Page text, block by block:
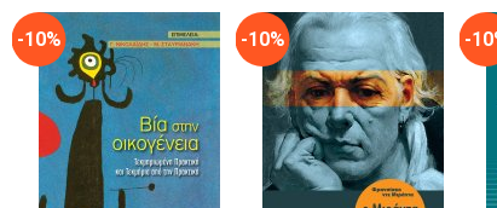
-10% -10% -